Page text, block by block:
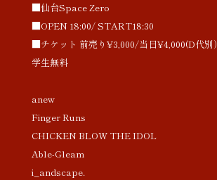
■仙台Space Zero
■OPEN 18:00/ START18:30
■チケット 前売り¥3,000/当日¥4,000(D代別）
学生無料
anew
Finger Runs
CHICKEN BLOW THE IDOL
Able-Gleam
i_andscape.